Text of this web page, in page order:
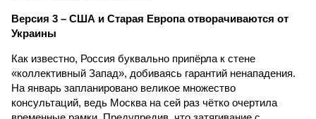
Версия 3 – США и Старая Европа отворачиваются от
Украины
Как известно, Россия буквально припёрла к стене
«коллективный Запад», добиваясь гарантий ненападения.
На январь запланировано великое множество
консультаций, ведь Москва на сей раз чётко очертила